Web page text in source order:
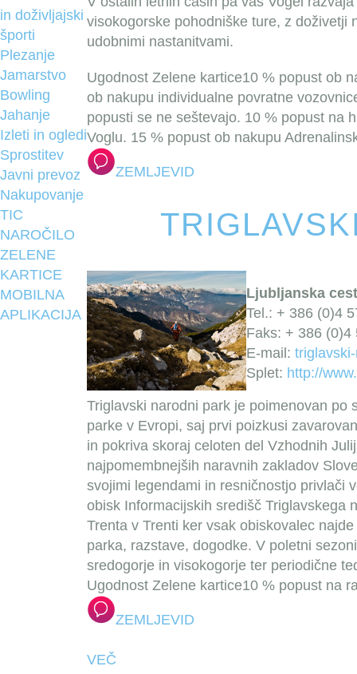
in doživljajski
športi
Plezanje
Jamarstvo
Bowling
Jahanje
Izleti in ogledi
Sprostitev
Javni prevoz
Nakupovanje
TIC
NAROČILO
ZELENE
KARTICE
MOBILNA
APLIKACIJA
visokogorske pohodniške ture, z doživetji
udobnimi nastanitvami.
Ugodnost Zelene kartice10 % popust ob
ob nakupu individualne povratne
popusti se ne seštevajo. 10 % popust na
Voglu. 15 % popust ob nakupu
ZEMLJEVID
Ljubljanska
Tel.: + 386 (0)4
Faks: + 386 (0)4
E-mail:
Splet: http://
Triglavski narodni park je poimenovan po
parke v Evropi, saj prvi poizkusi
in pokriva skoraj celoten del Vzhodnih
najpomembnejših naravnih zakladov
svojimi legendami in resničnostjo privlači
obisk Informacijskih središč Triglavskega
Trenta v Trenti ker vsak obiskovalec
parka, razstave, dogodke. V poletni
sredogorje in visokogorje ter periodične
Ugodnost Zelene kartice10 % popust na
ZEMLJEVID
VEČ